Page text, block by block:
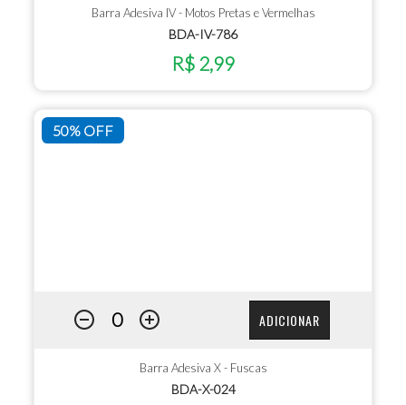
Barra Adesiva IV - Motos Pretas e Vermelhas
BDA-IV-786
R$ 2,99
50% OFF
ADICIONAR
Barra Adesiva X - Fuscas
BDA-X-024